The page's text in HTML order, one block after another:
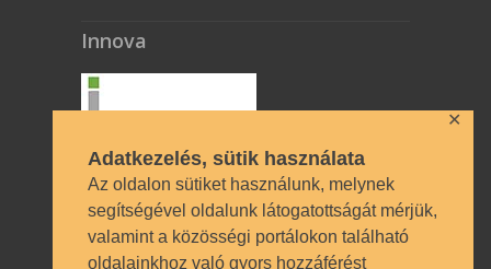
Adatkezelés, sütik használata
Az oldalon sütiket használunk, melynek
segítségével oldalunk látogatottságát mérjük,
valamint a közösségi portálokon található
oldalainkhoz való gyors hozzáférést
✕
Innova
Technikai azonosítók